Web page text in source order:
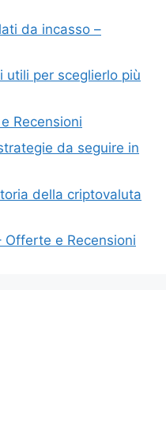
da incasso –
per sceglierlo più
Recensioni
da seguire in
della criptovaluta
Offerte e Recensioni